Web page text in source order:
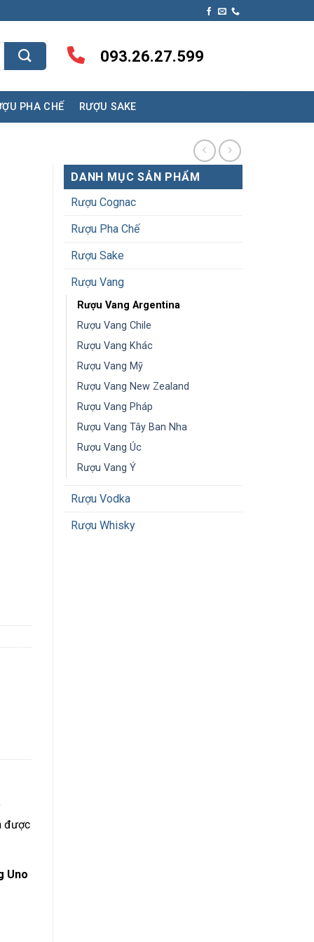
093.26.27.599
PHA CHẾ RƯỢU SAKE
DANH MỤC SẢN PHẨM
Rượu Cognac
Rượu Pha Chế
Rượu Sake
Rượu Vang
Rượu Vang Argentina
Rượu Vang Chile
Rượu Vang Khác
Rượu Vang Mỹ
Rượu Vang New Zealand
Rượu Vang Pháp
Rượu Vang Tây Ban Nha
Rượu Vang Úc
Rượu Vang Ý
Rượu Vodka
Rượu Whisky
được
Uno